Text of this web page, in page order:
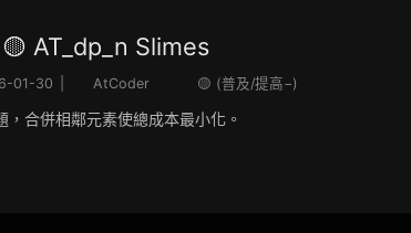
AT_dp_n Slimes
01-30 AtCoder 🟡 (普及/提高−)
，合併相鄰元素使總成本最小化。